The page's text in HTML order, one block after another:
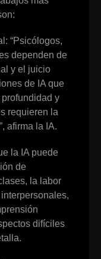
“Psicólogos,
dependen de
y el juicio
de IA que
y
requieren la
afirma la IA.
la IA puede
de
la labor
difíciles